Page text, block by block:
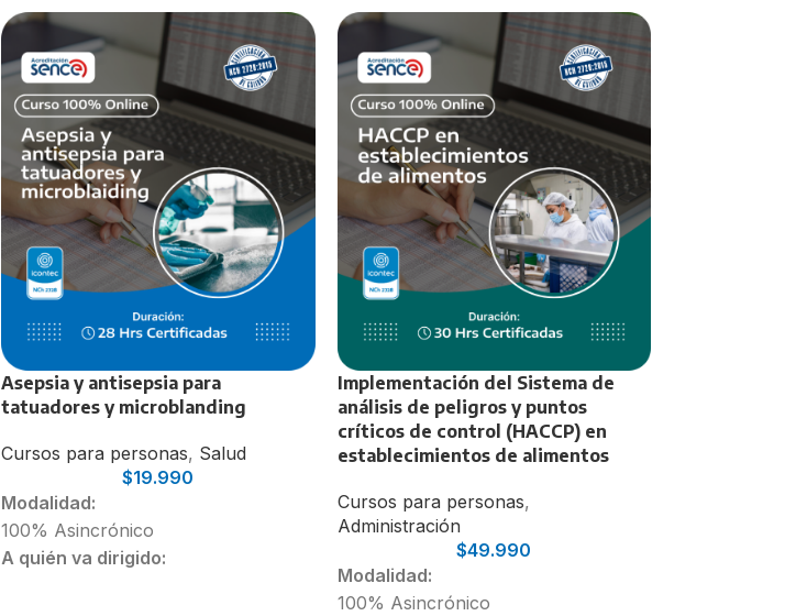
Asepsia y antisepsia para
tatuadores y microblanding
Cursos para personas, Salud
$19.990
Modalidad:
100% Asincrónico
A quién va dirigido:
Implementación del Sistema de
análisis de peligros y puntos
críticos de control (HACCP) en
establecimientos de alimentos
Cursos para personas,
Administración
$49.990
Modalidad:
100% Asincrónico